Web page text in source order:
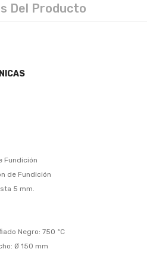
Del Producto
Fundición
de Fundición
5 mm.
Negro: 750 ºC
Ø 150 mm